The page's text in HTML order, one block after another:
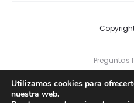
Preguntas
Utilizamos cookies para
nuestra web.